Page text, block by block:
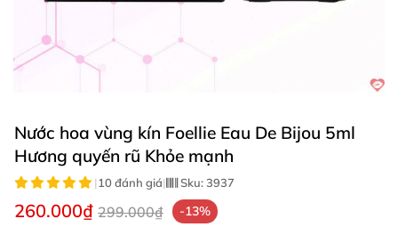
Nước hoa vùng kín Foellie Eau De Bijou 5ml
Hương quyến rũ Khỏe mạnh
|10 đánh giá| Sku:3937
260.000₫ 299.000₫ -13%